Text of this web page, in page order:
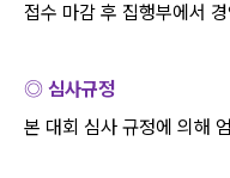
접수 마감 후 집행부에서
◎ 심사규정
본 대회 심사 규정에 의해